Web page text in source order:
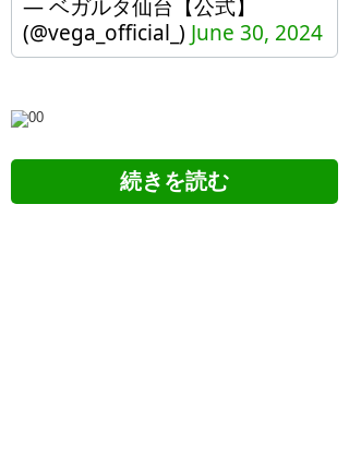
— ベガルタ仙台【公式】
(@vega_official_) June 30, 2024